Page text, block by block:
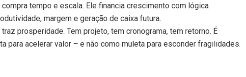
tempo e escala. Ele financia crescimento com lógica
margem e geração de caixa futura.
prosperidade. Tem projeto, tem cronograma, tem retorno. É
para acelerar valor – e não como muleta para esconder fragilidades.